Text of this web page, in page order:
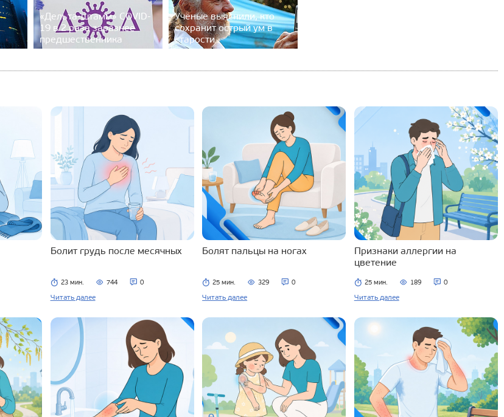
«Дельта-штамм» COVID-
19 в 2 раза заразнее
предшественника
Учёные выяснили, кто
сохранит острый ум в
старости
Болит грудь после месячных
23 мин. 744 0
Читать далее
Болят пальцы на ногах
25 мин. 329 0
Читать далее
Признаки аллергии на
цветение
25 мин. 189 0
Читать далее